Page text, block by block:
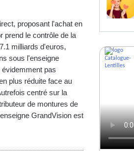
proposant l'achat en
prend le contrôle de la
milliards d'euros,
sous l'enseigne
pas
plus réduite face au
centré sur la
de montures de
GrandVision est